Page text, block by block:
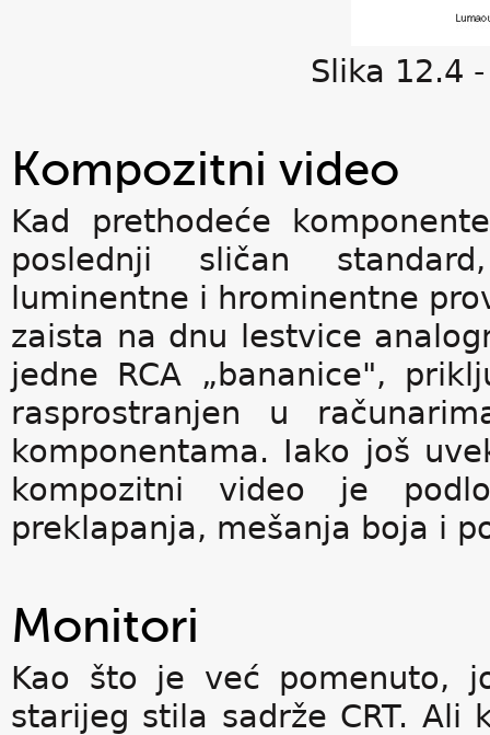
Slika 12.4
Kompozitni video
Kad prethodeće
poslednji sličan
luminentne i hrominentne
zaista na dnu lestvice
jedne RCA „bananice",
rasprostranjen u
komponentama. Iako još
kompozitni video je
preklapanja, mešanja boja i
Monitori
Kao što je već pomenuto,
starijeg stila sadrže CRT. Ali